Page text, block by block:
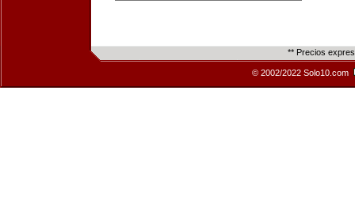
** Precios
© 2002/2022 Solo10.com